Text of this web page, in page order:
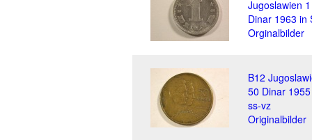
Jugoslawien 1
Dinar 1963 in
Orginalbilder
B12
50 Dinar
ss-vz
Originalbilder